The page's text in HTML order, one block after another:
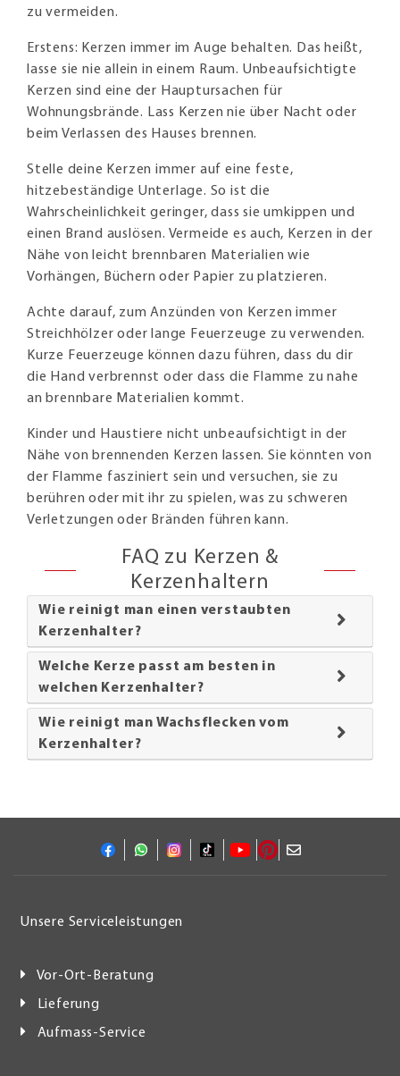
zu vermeiden.
Erstens: Kerzen immer im Auge behalten. Das heißt,
lasse sie nie allein in einem Raum. Unbeaufsichtigte
Kerzen sind eine der Hauptursachen für
Wohnungsbrände. Lass Kerzen nie über Nacht oder
beim Verlassen des Hauses brennen.
Stelle deine Kerzen immer auf eine feste,
hitzebeständige Unterlage. So ist die
Wahrscheinlichkeit geringer, dass sie umkippen und
einen Brand auslösen. Vermeide es auch, Kerzen in der
Nähe von leicht brennbaren Materialien wie
Vorhängen, Büchern oder Papier zu platzieren.
Achte darauf, zum Anzünden von Kerzen immer
Streichhölzer oder lange Feuerzeuge zu verwenden.
Kurze Feuerzeuge können dazu führen, dass du dir
die Hand verbrennst oder dass die Flamme zu nahe
an brennbare Materialien kommt.
Kinder und Haustiere nicht unbeaufsichtigt in der
Nähe von brennenden Kerzen lassen. Sie könnten von
der Flamme fasziniert sein und versuchen, sie zu
berühren oder mit ihr zu spielen, was zu schweren
Verletzungen oder Bränden führen kann.
FAQ zu Kerzen &
Kerzenhaltern
Wie reinigt man einen verstaubten
Kerzenhalter?
Welche Kerze passt am besten in
welchen Kerzenhalter?
Wie reinigt man Wachsflecken vom
Kerzenhalter?
Unsere Serviceleistungen
Vor-Ort-Beratung
Lieferung
Aufmass-Service